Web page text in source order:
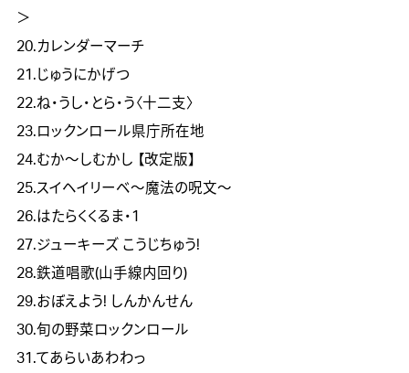
＞
20.カレンダーマーチ
21.じゅうにかげつ
22.ね・うし・とら・う〈十二支〉
23.ロックンロール県庁所在地
24.むか～しむかし 【改定版】
25.スイヘイリーベ～魔法の呪文～
26.はたらくくるま・1
27.ジューキーズ こうじちゅう!
28.鉄道唱歌(山手線内回り)
29.おぼえよう! しんかんせん
30.旬の野菜ロックンロール
31.てあらいあわわっ